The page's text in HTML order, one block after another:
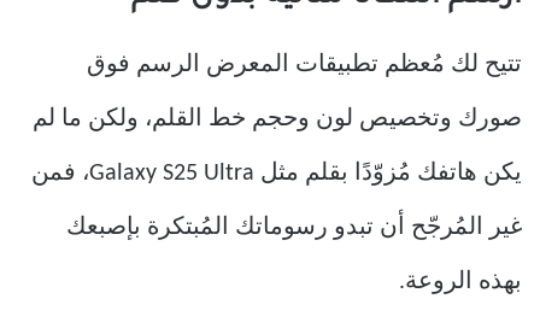
تتيح لك مُعظم تطبيقات المعرض الرسم فوق
صورك وتخصيص لون وحجم خط القلم، ولكن ما لم
يكن هاتفك مُزوّدًا بقلم مثل Galaxy S25 Ultra، فمن
غير المُرجّح أن تبدو رسوماتك المُبتكرة بإصبعك
بهذه الروعة.